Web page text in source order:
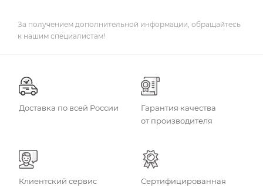
За получением дополнительной информации, обращайтесь
к нашим специалистам!
Доставка по всей России
Гарантия качества
от производителя
Клиентский сервис
Сертифицированная